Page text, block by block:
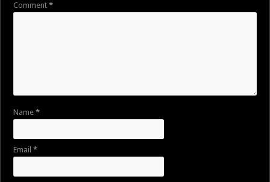
Comment*
Name*
Email*